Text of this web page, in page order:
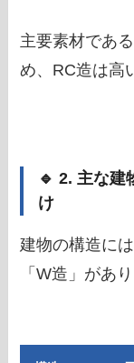
主要素材であ
め、RC造は高
🔹 2. 主な建
け
建物の構造に
「W造」があ